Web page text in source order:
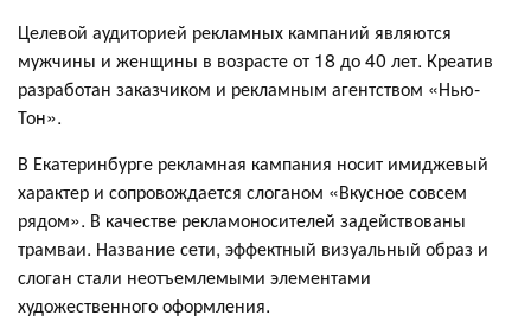
Целевой аудиторией рекламных кампаний являются
мужчины и женщины в возрасте от 18 до 40 лет. Креатив
разработан заказчиком и рекламным агентством «Нью-
Тон».
В Екатеринбурге рекламная кампания носит имиджевый
характер и сопровождается слоганом «Вкусное совсем
рядом». В качестве рекламоносителей задействованы
трамваи. Название сети, эффектный визуальный образ и
слоган стали неотъемлемыми элементами
художественного оформления.